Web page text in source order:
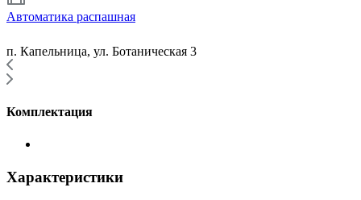
Автоматика распашная
п. Капельница, ул. Ботаническая 3
Комплектация
Характеристики